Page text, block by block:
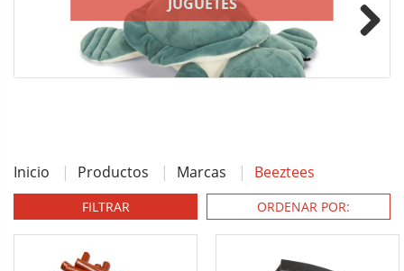
Inicio Productos Marcas Beeztees
FILTRAR